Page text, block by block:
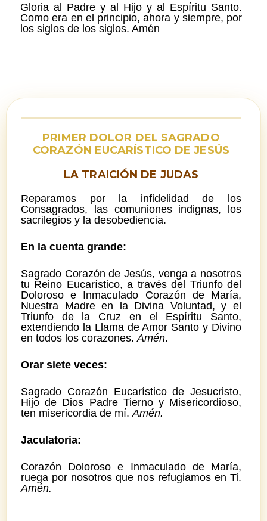
Gloria al Padre y al Hijo y al Espíritu Santo.
Como era en el principio, ahora y siempre, por
los siglos de los siglos. Amén
PRIMER DOLOR DEL SAGRADO
CORAZÓN EUCARÍSTICO DE JESÚS
LA TRAICIÓN DE JUDAS
Reparamos por la infidelidad de los
Consagrados, las comuniones indignas, los
sacrilegios y la desobediencia.
En la cuenta grande:
Sagrado Corazón de Jesús, venga a nosotros
tu Reino Eucarístico, a través del Triunfo del
Doloroso e Inmaculado Corazón de María,
Nuestra Madre en la Divina Voluntad, y el
Triunfo de la Cruz en el Espíritu Santo,
extendiendo la Llama de Amor Santo y Divino
en todos los corazones.Amén.
Orar siete veces:
Sagrado Corazón Eucarístico de Jesucristo,
Hijo de Dios Padre Tierno y Misericordioso,
ten misericordia de mí.Amén.
Jaculatoria:
Corazón Doloroso e Inmaculado de María,
ruega por nosotros que nos refugiamos en Ti.
Amén.